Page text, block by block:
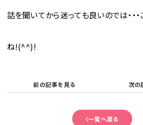
話を聞いてから迷っても良いのでは・・
ね!(^^)!
前の記事を見る 次の
一覧へ戻る